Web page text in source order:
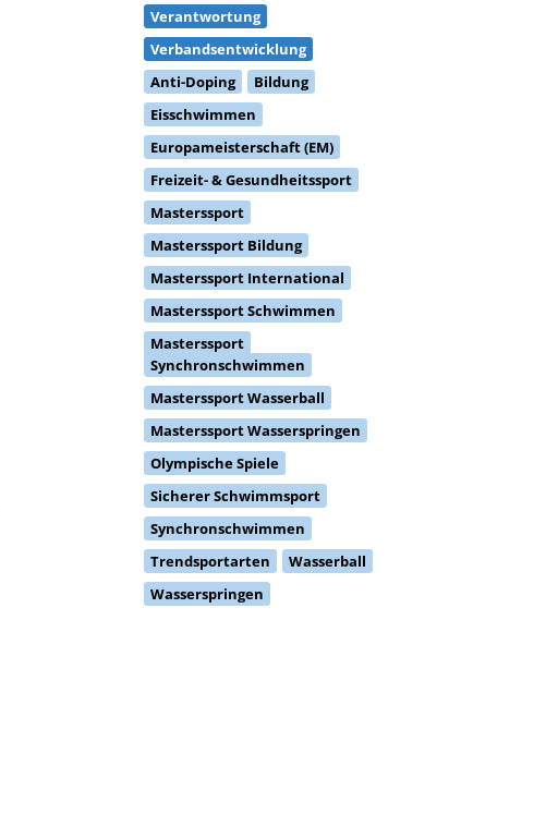
Verantwortung
Verbandsentwicklung
Anti-Doping
Bildung
Eisschwimmen
Europameisterschaft (EM)
Freizeit- & Gesundheitssport
Masterssport
Masterssport Bildung
Masterssport International
Masterssport Schwimmen
Masterssport
Synchronschwimmen
Masterssport Wasserball
Masterssport Wasserspringen
Olympische Spiele
Sicherer Schwimmsport
Synchronschwimmen
Trendsportarten
Wasserball
Wasserspringen